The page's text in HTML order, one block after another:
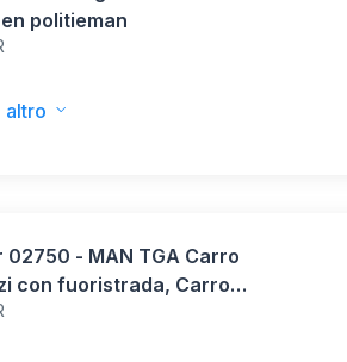
politieman
altro
02750 - MAN TGA Carro
con fuoristrada, Carro
Veicolo, Autocarro